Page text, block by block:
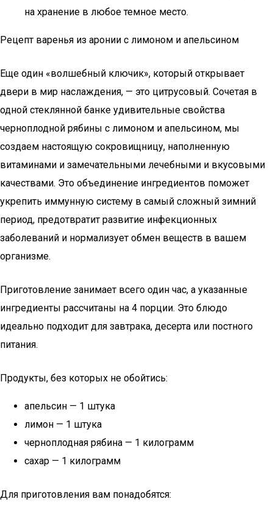
на хранение в любое темное место.
Рецепт варенья из аронии с лимоном и апельсином
Еще один «волшебный ключик», который открывает
двери в мир наслаждения, — это цитрусовый. Сочетая в
одной стеклянной банке удивительные свойства
черноплодной рябины с лимоном и апельсином, мы
создаем настоящую сокровищницу, наполненную
витаминами и замечательными лечебными и вкусовыми
качествами. Это объединение ингредиентов поможет
укрепить иммунную систему в самый сложный зимний
период, предотвратит развитие инфекционных
заболеваний и нормализует обмен веществ в вашем
организме.
Приготовление занимает всего один час, а указанные
ингредиенты рассчитаны на 4 порции. Это блюдо
идеально подходит для завтрака, десерта или постного
питания.
Продукты, без которых не обойтись:
апельсин — 1 штука
лимон — 1 штука
черноплодная рябина — 1 килограмм
сахар — 1 килограмм
Для приготовления вам понадобятся: